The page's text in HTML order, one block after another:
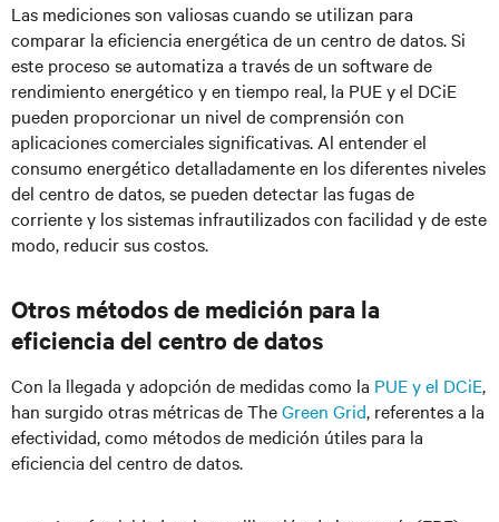
Las mediciones son valiosas cuando se utilizan para
comparar la eficiencia energética de un centro de datos. Si
este proceso se automatiza a través de un software de
rendimiento energético y en tiempo real, la PUE y el DCiE
pueden proporcionar un nivel de comprensión con
aplicaciones comerciales significativas. Al entender el
consumo energético detalladamente en los diferentes niveles
del centro de datos, se pueden detectar las fugas de
corriente y los sistemas infrautilizados con facilidad y de este
modo, reducir sus costos.
Otros métodos de medición para la
eficiencia del centro de datos
Con la llegada y adopción de medidas como la PUE y el DCiE,
han surgido otras métricas de TheGreen Grid, referentes a la
efectividad, como métodos de medición útiles para la
eficiencia del centro de datos.